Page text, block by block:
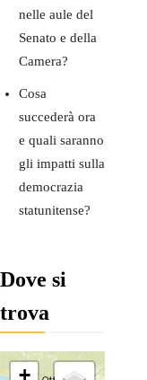
nelle aule del
Senato e della
Camera?
Cosa
succederà ora
e quali saranno
gli impatti sulla
democrazia
statunitense?
Dove si
trova